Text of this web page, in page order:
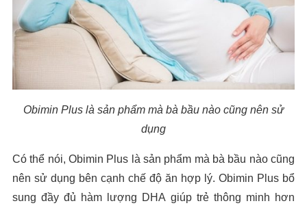
Obimin Plus là sản phẩm mà bà bầu nào cũng nên sử
dụng
Có thể nói, Obimin Plus là sản phẩm mà bà bầu nào cũng
nên sử dụng bên cạnh chế độ ăn hợp lý. Obimin Plus bổ
sung đầy đủ hàm lượng DHA giúp trẻ thông minh hơn